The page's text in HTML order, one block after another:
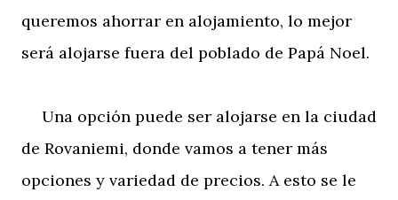
queremos ahorrar en alojamiento, lo mejor
será alojarse fuera del poblado de Papá Noel.
Una opción puede ser alojarse en la ciudad
de Rovaniemi, donde vamos a tener más
opciones y variedad de precios. A esto se le